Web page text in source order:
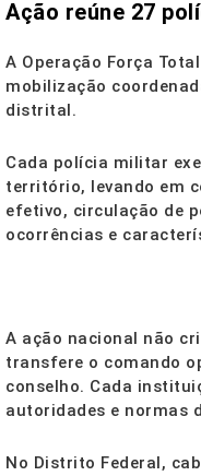
Ação reúne 27
A Operação Força
mobilização
distrital.
Cada polícia militar
território, levando em
efetivo, circulação de
ocorrências e
A ação nacional não
transfere o comando
conselho. Cada
autoridades e normas
No Distrito Federal,